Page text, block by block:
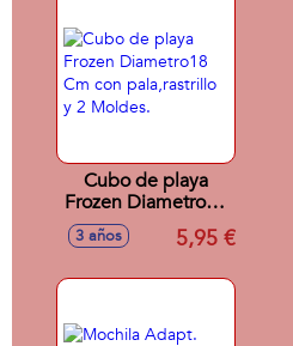
Cubo de playa
Frozen Diametro18
Cm con
pala,rastrillo y 2
3 años 5,95 €